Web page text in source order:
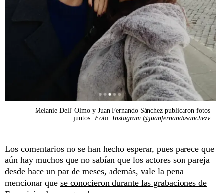
Melanie Dell' Olmo y Juan Fernando Sánchez publicaron fotos
juntos.
Foto: Instagram @juanfernandosanchezv
Los comentarios no se han hecho esperar, pues parece que
aún hay muchos que no sabían que los actores son pareja
desde hace un par de meses, además, vale la pena
mencionar que se conocieron durante las grabaciones de